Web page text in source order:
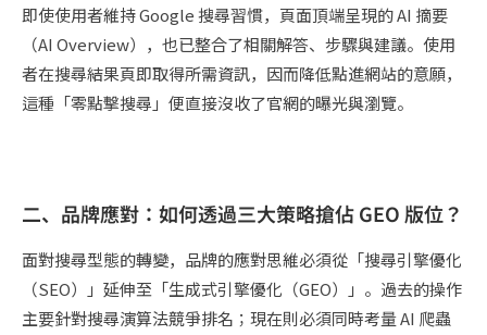
即使使用者維持 Google 搜尋習慣，頁面頂端呈現的 AI 摘要
（AI Overview），也已整合了相關解答、步驟與建議。使用
者在搜尋結果頁即取得所需資訊，因而降低點進網站的意願，
這種「零點擊搜尋」便直接沒收了官網的曝光與瀏覽。
二、品牌應對：如何透過三大策略搶佔 GEO 版位？
面對搜尋型態的轉變，品牌的應對思維必須從「搜尋引擎優化
（SEO）」延伸至「生成式引擎優化（GEO）」。過去的操作
主要針對搜尋演算法競爭排名；現在則必須同時考量 AI 爬蟲